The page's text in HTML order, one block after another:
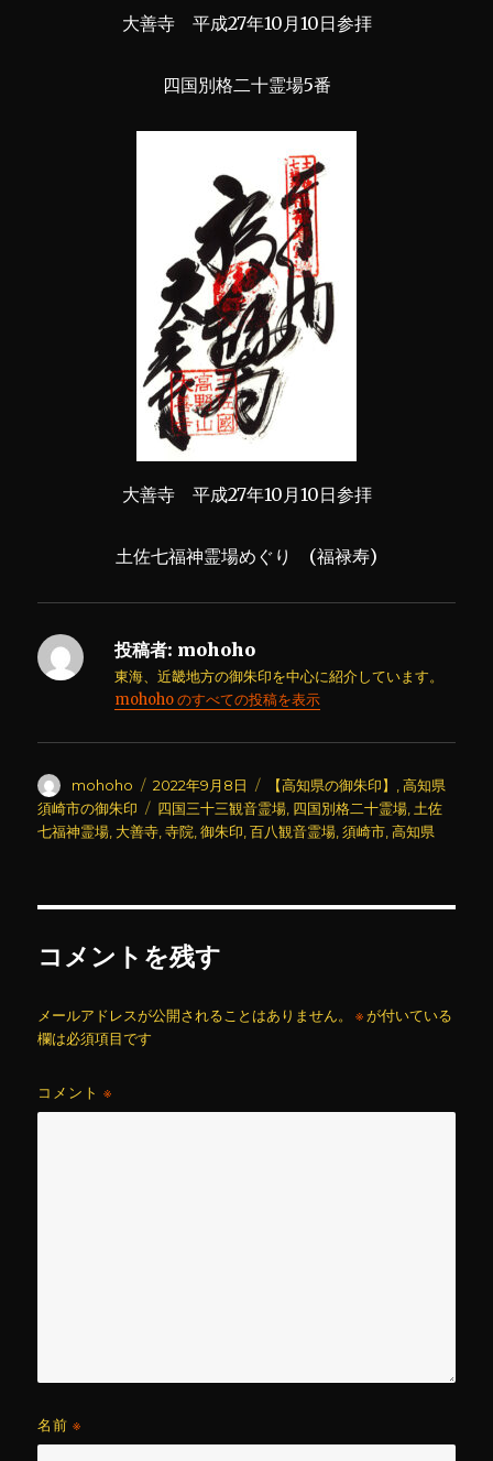
大善寺 平成27年10月10日参拝
四国別格二十霊場5番
大善寺 平成27年10月10日参拝
土佐七福神霊場めぐり (福禄寿)
投稿者: mohoho
東海、近畿地方の御朱印を中心に紹介しています。
mohoho のすべての投稿を表示
投
稿
者
mohoho
投
稿
日:
2022年9月8日
カ
テ
ゴ
【高知県の御朱印】 ,高知県
須崎市の御朱印
タ
グ
四国三十三観音霊場 四国別格二十霊場 土佐
七福神霊場 大善寺 ,寺院 ,御朱印 ,百八観音霊場 ,須崎市 ,高知県
コメントを残す
メールアドレスが公開されることはありません。 ※が付いている
欄は必須項目です
コメント※
名前※